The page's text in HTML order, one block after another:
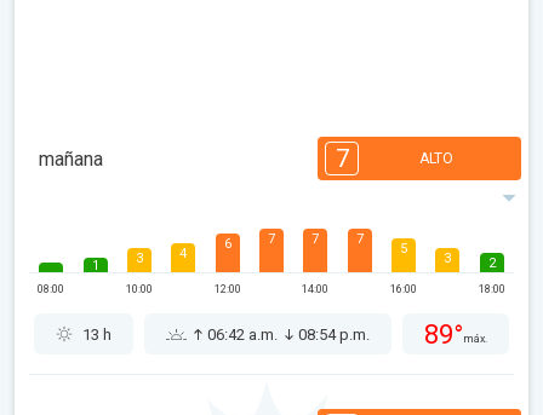
mañana 7 ALTO
08:00
1 3
10:00
4
6
12:00
7 7
14:00
7
5
16:00
3 2
18:00
13 h 06:42 a.m. 08:54 p.m. 89° máx.